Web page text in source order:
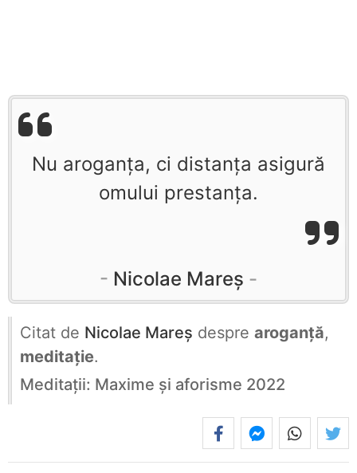
Nu aroganța, ci distanța asigură
omului prestanța.
Nicolae Mareș
Citat de Nicolae Mareș despre aroganță,
meditație.
Meditații: Maxime și aforisme 2022